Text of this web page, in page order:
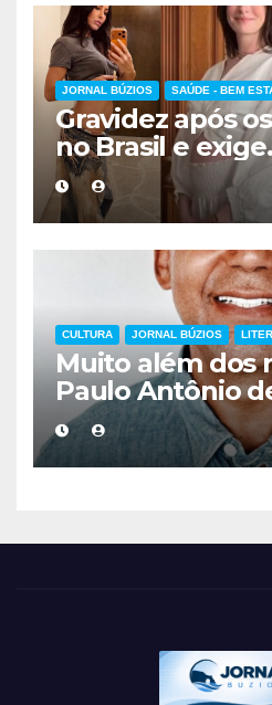
JORNAL BÚZIOS SAÚDE - BEM
Gravidez após
no Brasil e exige
mais cuidadoso
CULTURA JORNAL BÚZIOS
Muito além dos
Paulo Antônio
eterniza a
humanidade e a
guarda-vidas